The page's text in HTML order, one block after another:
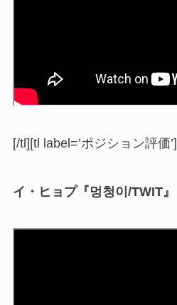
[/tl][tl label=’ポジション評価’]
イ・ヒョプ『멍청이/TWIT』